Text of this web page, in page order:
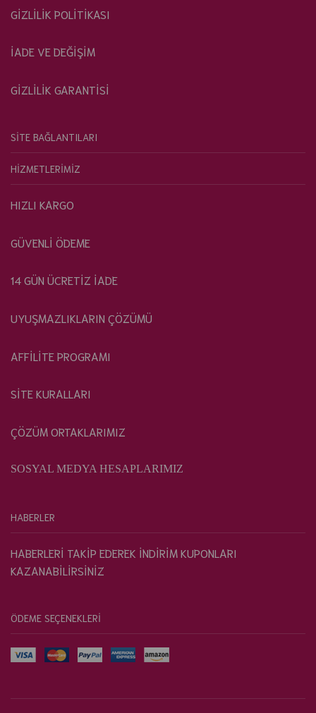
GİZLİLİK POLİTİKASI
İADE VE DEĞİŞİM
GİZLİLİK GARANTİSİ
SİTE BAĞLANTILARI
HİZMETLERİMİZ
HIZLI KARGO
GÜVENLİ ÖDEME
14 GÜN ÜCRETİZ İADE
UYUŞMAZLIKLARIN ÇÖZÜMÜ
AFFİLİTE PROGRAMI
SİTE KURALLARI
ÇÖZÜM ORTAKLARIMIZ
SOSYAL MEDYA HESAPLARIMIZ
HABERLER
HABERLERİ TAKİP EDEREK İNDİRİM KUPONLARI
KAZANABİLİRSİNİZ
ÖDEME SEÇENEKLERİ